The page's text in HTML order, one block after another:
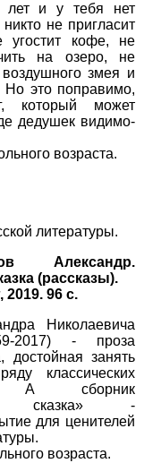
лет и у тебя нет
не пригласит
угостит кофе, не
на озеро, не
воздушного змея и
Но это поправимо,
который может
дедушек видимо-
возраста.
литературы.
Александр.
(рассказы).
2019. 96 с.
Николаевича
2017) - проза
достойная занять
классических
А сборник
сказка» -
для ценителей
возраста.